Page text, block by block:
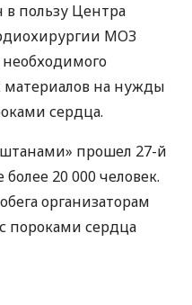
в пользу Центра
МОЗ
материалов на нужды
сердца.
прошел 27-й
20 000 человек.
организаторам
пороками сердца